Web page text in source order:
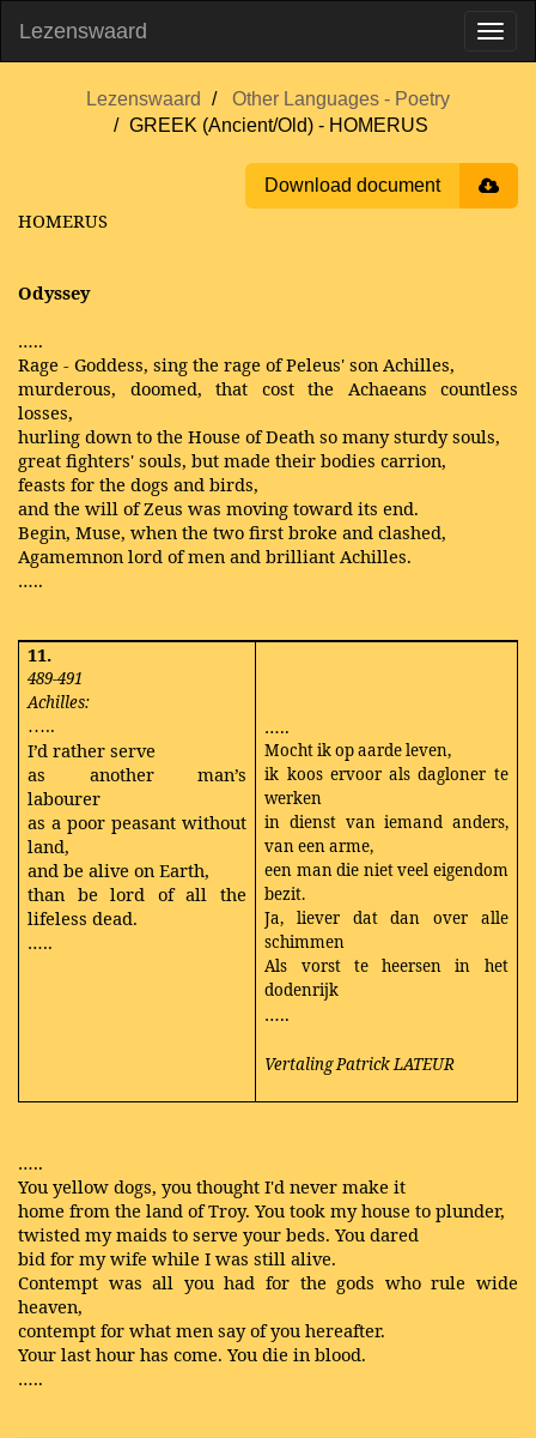
Lezenswaard
Lezenswaard
Other Languages - Poetry
GREEK (Ancient/Old) - HOMERUS
Download document
HOMERUS
Odyssey
…..
Rage - Goddess, sing the rage of Peleus' son Achilles,
murderous, doomed, that cost the Achaeans countless
losses,
hurling down to the House of Death so many sturdy souls,
great fighters' souls, but made their bodies carrion,
feasts for the dogs and birds,
and the will of Zeus was moving toward its end.
Begin, Muse, when the two first broke and clashed,
Agamemnon lord of men and brilliant Achilles.
…..
11.
489-491
Achilles:
…..
I’d rather serve
as another man’s
labourer
as a poor peasant without
land,
and be alive on Earth,
than be lord of all the
lifeless dead.
…..
…..
Mocht ik op aarde leven,
ik koos ervoor als dagloner te
werken
in dienst van iemand anders,
van een arme,
een man die niet veel eigendom
bezit.
Ja, liever dat dan over alle
schimmen
Als vorst te heersen in het
dodenrijk
…..
Vertaling Patrick LATEUR
…..
You yellow dogs, you thought I'd never make it
home from the land of Troy. You took my house to plunder,
twisted my maids to serve your beds. You dared
bid for my wife while I was still alive.
Contempt was all you had for the gods who rule wide
heaven,
contempt for what men say of you hereafter.
Your last hour has come. You die in blood.
…..